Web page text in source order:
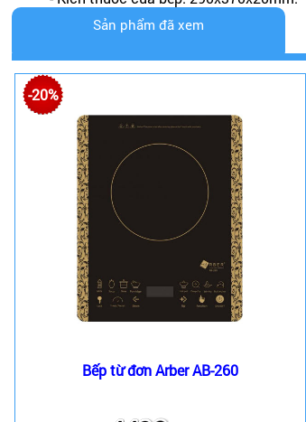
Sản phẩm đã xem
-20%
Bếp từ đơn Arber AB-260